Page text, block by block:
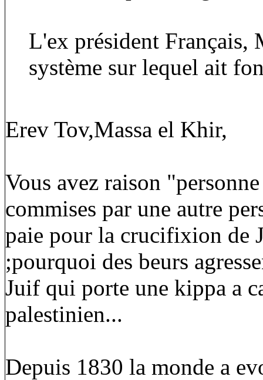
L'ex président
système sur lequel ait
Erev Tov,Massa el Khir,
Vous avez raison
commises par une autre
paie pour la crucifixion de
;pourquoi des beurs
Juif qui porte une kippa a
palestinien...
Depuis 1830 la monde a